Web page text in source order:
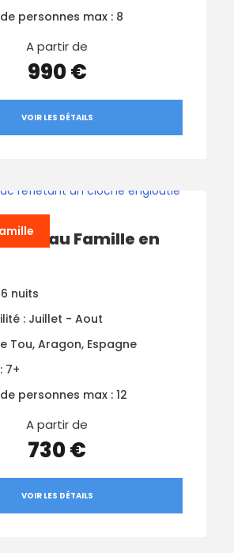
personnes max : 8
A partir de
990 €
VOIR LES DÉTAILS
Eau Famille en
nuits
: Juillet - Aout
Tou, Aragon, Espagne
7+
personnes max : 12
A partir de
730 €
VOIR LES DÉTAILS